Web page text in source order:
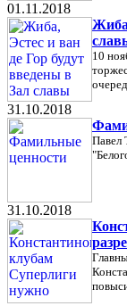
01.11.2018
10
31.10.2018
Павел
31.10.2018